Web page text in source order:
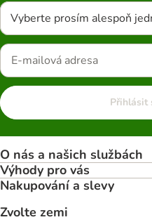
Vyberte prosím alespoň
Přihlásit
O nás a našich službách
Výhody pro vás
Nakupování a slevy
Zvolte zemi